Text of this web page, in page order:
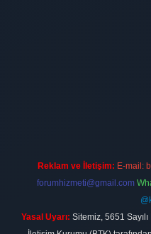
Reklam ve İletişim: E-mail:
forumhizmeti@gmail.com
Yasal Uyarı: Sitemiz, 5651